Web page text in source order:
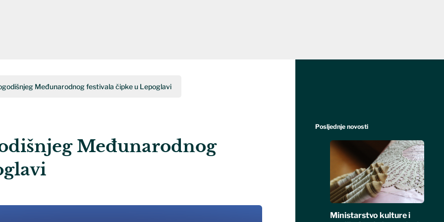
Međunarodnog festivala čipke u Lepoglavi
Međunarodnog
Posljednje novosti
Ministarstvo kulture i